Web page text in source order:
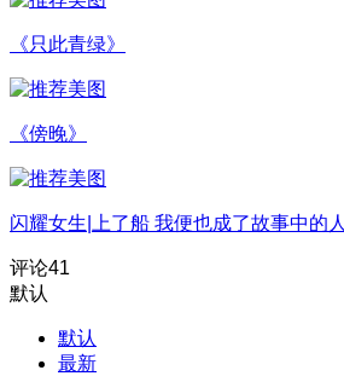
《只此青绿》
《傍晚》
闪耀女生|上了船 我便也成了故事中的人
评论41
默认
默认
最新